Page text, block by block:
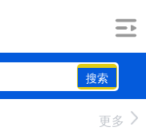
搜索
更多